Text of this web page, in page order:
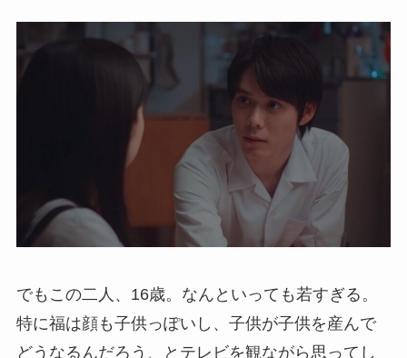
でもこの二人、16歳。なんといっても若すぎる。
特に福は顔も子供っぽいし、子供が子供を産んで
どうなるんだろう、とテレビを観ながら思ってし